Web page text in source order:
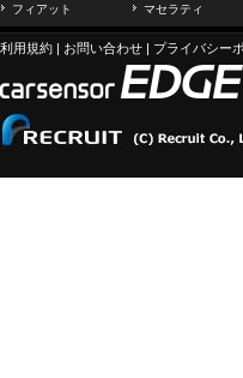
フィアット
マセラティ
利用規約 | お問い合わせ | プライバシー